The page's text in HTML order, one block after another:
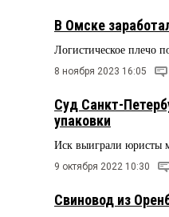
В Омске
Логистическое плечо
8 ноября 2023 16:05
Суд Санкт-
упаковки
Иск выиграли юристы
9 октября 2022 10:30
Свиновод из